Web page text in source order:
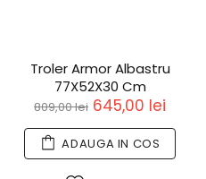
Troler Armor Albastru
77X52X30 Cm
809,00 lei 645,00 lei
ADAUGA IN COS